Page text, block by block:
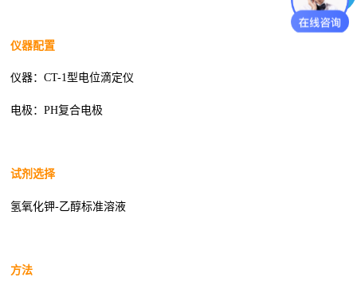
仪器配置
仪器：CT-1型电位滴定仪
电极：PH复合电极
试剂选择
氢氧化钾-乙醇标准溶液
方法